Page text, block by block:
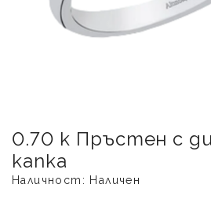
0.70 к Пръстен с
капка
Наличност: Наличен